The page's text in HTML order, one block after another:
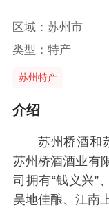
区域：苏州市
类型：特产
苏州特产
介绍
苏州桥酒和
苏州桥酒酒业有
司拥有“钱义兴”
吴地佳酿、江南